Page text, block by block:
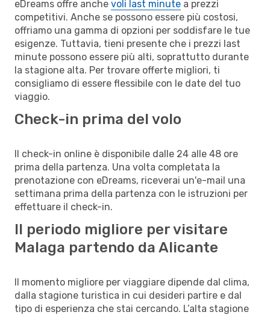
eDreams offre anche voli last minute a prezzi
competitivi. Anche se possono essere più costosi,
offriamo una gamma di opzioni per soddisfare le tue
esigenze. Tuttavia, tieni presente che i prezzi last
minute possono essere più alti, soprattutto durante
la stagione alta. Per trovare offerte migliori, ti
consigliamo di essere flessibile con le date del tuo
viaggio.
Check-in prima del volo
Il check-in online è disponibile dalle 24 alle 48 ore
prima della partenza. Una volta completata la
prenotazione con eDreams, riceverai un'e-mail una
settimana prima della partenza con le istruzioni per
effettuare il check-in.
Il periodo migliore per visitare
Malaga partendo da Alicante
Il momento migliore per viaggiare dipende dal clima,
dalla stagione turistica in cui desideri partire e dal
tipo di esperienza che stai cercando. L’alta stagione